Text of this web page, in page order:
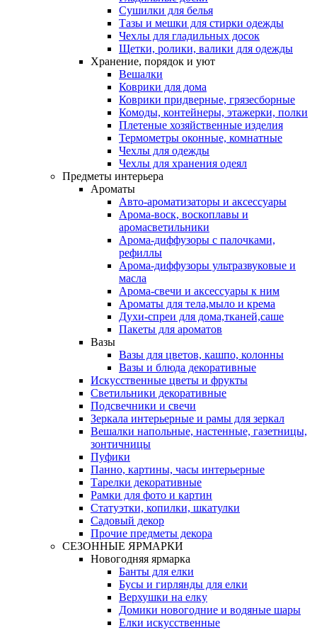
Сушилки для белья
Тазы и мешки для стирки одежды
Чехлы для гладильных досок
Щетки, ролики, валики для одежды
Хранение, порядок и уют
Вешалки
Коврики для дома
Коврики придверные, грязесборные
Комоды, контейнеры, этажерки, полки
Плетеные хозяйственные изделия
Термометры оконные, комнатные
Чехлы для одежды
Чехлы для хранения одеял
Предметы интерьера
Ароматы
Авто-ароматизаторы и аксессуары
Арома-воск, воскоплавы и
аромасветильники
Арома-диффузоры с палочками,
рефиллы
Арома-диффузоры ультразвуковые и
масла
Арома-свечи и аксессуары к ним
Ароматы для тела,мыло и крема
Духи-спреи для дома,тканей,саше
Пакеты для ароматов
Вазы
Вазы для цветов, кашпо, колонны
Вазы и блюда декоративные
Искусственные цветы и фрукты
Светильники декоративные
Подсвечники и свечи
Зеркала интерьерные и рамы для зеркал
Вешалки напольные, настенные, газетницы,
зонтичницы
Пуфики
Панно, картины, часы интерьерные
Тарелки декоративные
Рамки для фото и картин
Статуэтки, копилки, шкатулки
Садовый декор
Прочие предметы декора
СЕЗОННЫЕ ЯРМАРКИ
Новогодняя ярмарка
Банты для елки
Бусы и гирлянды для елки
Верхушки на елку
Домики новогодние и водяные шары
Елки искусственные